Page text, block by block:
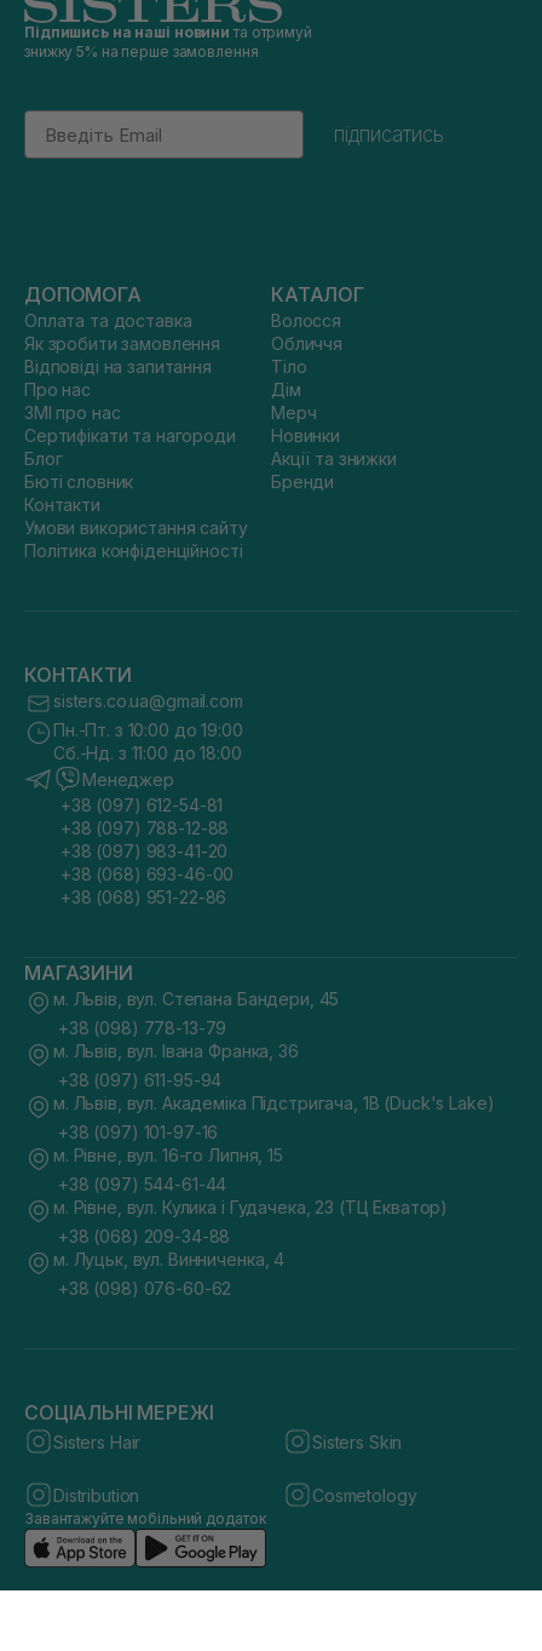
Підпишись на наші новини та отримуй
знижку 5% на перше замовлення
Email
підписатись
ДОПОМОГА
Оплата та доставка
Як зробити замовлення
Відповіді на запитання
Про нас
ЗМІ про нас
Сертифікати та нагороди
Блог
Бюті словник
Контакти
Умови використання сайту
Політика конфіденційності
КАТАЛОГ
Волосся
Обличчя
Тіло
Дім
Мерч
Новинки
Акції та знижки
Бренди
КОНТАКТИ
sisters.co.ua@gmail.com
Пн.-Пт. з 10:00 до 19:00
Сб.-Нд. з 11:00 до 18:00
Менеджер
+38 (097) 612-54-81
+38 (097) 788-12-88
+38 (097) 983-41-20
+38 (068) 693-46-00
+38 (068) 951-22-86
МАГАЗИНИ
м. Львів, вул. Степана Бандери, 45
+38 (098) 778-13-79
м. Львів, вул. Івана Франка, 36
+38 (097) 611-95-94
м. Львів, вул. Академіка Підстригача, 1В (Duck's Lake)
+38 (097) 101-97-16
м. Рівне, вул. 16-го Липня, 15
+38 (097) 544-61-44
м. Рівне, вул. Кулика і Гудачека, 23 (ТЦ Екватор)
+38 (068) 209-34-88
м. Луцьк, вул. Винниченка, 4
+38 (098) 076-60-62
СОЦІАЛЬНІ МЕРЕЖІ
Sisters Hair Sisters Skin
Distribution Cosmetology
Завантажуйте мобільний додаток